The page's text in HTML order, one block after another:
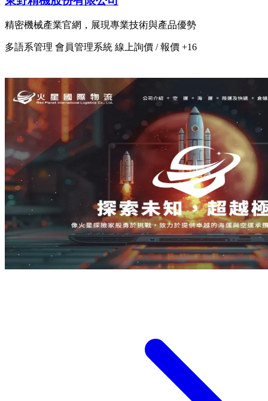
精密機械產業官網，展現專業技術與產品優勢
多語系管理 會員管理系統 線上詢價 / 報價 +16